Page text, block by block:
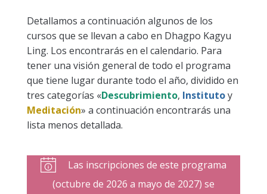
Detallamos a continuación algunos de los
cursos que se llevan a cabo en Dhagpo Kagyu
Ling. Los encontrarás en el calendario. Para
tener una visión general de todo el programa
que tiene lugar durante todo el año, dividido en
tres categorías «Descubrimiento, Institutoy
Meditación» a continuación encontrarás una
lista menos detallada.
Las inscripciones de este programa
(octubre de 2026 a mayo de 2027) se